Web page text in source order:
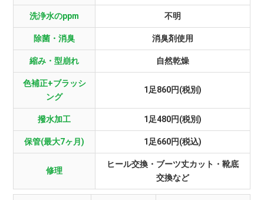
洗浄水のppm 不明
除菌・消臭 消臭剤使用
縮み・型崩れ 自然乾燥
色補正+ブラッシ
ング
1足860円(税別)
撥水加工 1足480円(税別)
保管(最大7ヶ月) 1足660円(税込)
修理
ヒール交換・ブーツ丈カット・靴底
交換など